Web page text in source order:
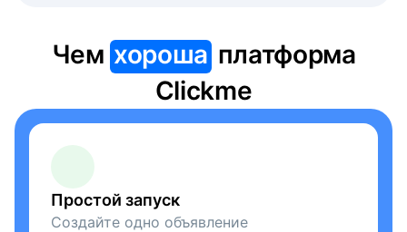
Чемхороша платформа
Clickme
Простой запуск
Создайте одно объявление